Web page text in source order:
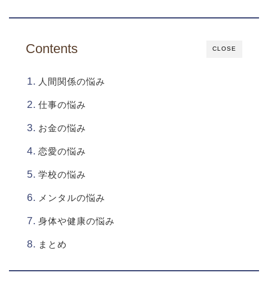
CLOSE
Contents
人間関係の悩み
仕事の悩み
お金の悩み
恋愛の悩み
学校の悩み
メンタルの悩み
身体や健康の悩み
まとめ